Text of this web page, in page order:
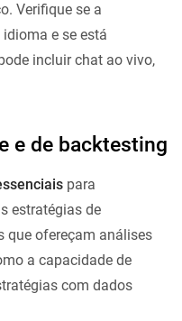
Verifique se a
e se está
incluir chat ao vivo,
e de backtesting
para
estratégias de
que ofereçam análises
a capacidade de
com dados